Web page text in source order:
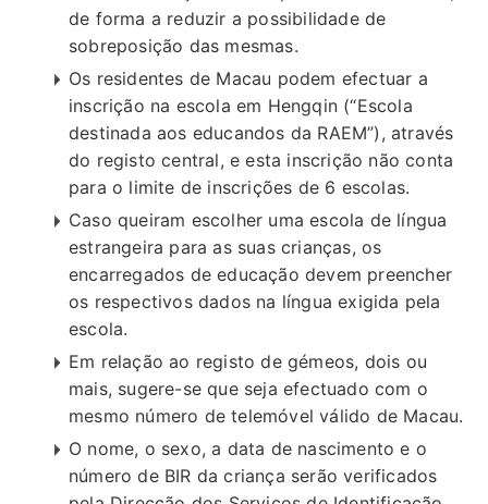
de forma a reduzir a possibilidade de
sobreposição das mesmas.
Os residentes de Macau podem efectuar a
inscrição na escola em Hengqin (“Escola
destinada aos educandos da RAEM”), através
do registo central, e esta inscrição não conta
para o limite de inscrições de 6 escolas.
Caso queiram escolher uma escola de língua
estrangeira para as suas crianças, os
encarregados de educação devem preencher
os respectivos dados na língua exigida pela
escola.
Em relação ao registo de gémeos, dois ou
mais, sugere-se que seja efectuado com o
mesmo número de telemóvel válido de Macau.
O nome, o sexo, a data de nascimento e o
número de BIR da criança serão verificados